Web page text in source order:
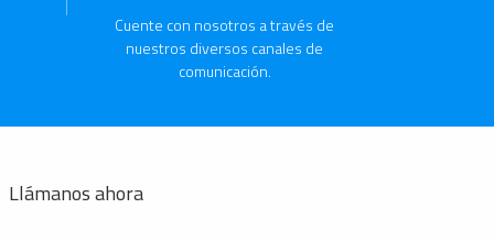
Cuente con nosotros a través de
nuestros diversos canales de
comunicación.
Llámanos ahora